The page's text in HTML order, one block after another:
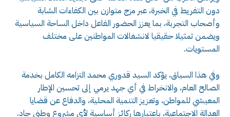
دون التفريط في الخبرة، عبر مزج متوازن بين الكفاءات الشابة
وأصحاب التجربة، بما يعزز الحضور الفاعل داخل الساحة السياسية
ويضمن تمثيلا حقيقيا لانشغالات المواطنين على مختلف
المستويات.
وفي هذا السياق، يؤكد السيد قدوري محمد التزامه الكامل بخدمة
الصالح العام، والانخراط في أي جهد يرمي إلى تحسين الإطار
المعيشي للمواطن، وتعزيز التنمية المحلية، والدفاع عن قضايا
العدالة الاجتماعية، باعتبارها ركائز أساسية لأي مشروع وطني جاد.